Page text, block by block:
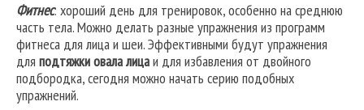
Фитнес: хороший день для тренировок, особенно на среднюю
часть тела. Можно делать разные упражнения из программ
фитнеса для лица и шеи. Эффективными будут упражнения
для подтяжки овала лицаи для избавления от двойного
подбородка, сегодня можно начать серию подобных
упражнений.